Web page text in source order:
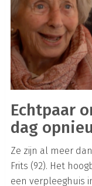
Echtpaar
dag
Ze zijn al meer
Frits (92). Het
een verpleeghuis